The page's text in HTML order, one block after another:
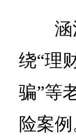
绕“理
骗”等
险案